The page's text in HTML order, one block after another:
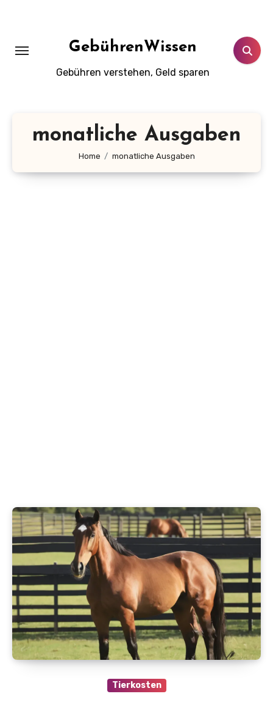
GebührenWissen
Gebühren verstehen, Geld sparen
monatliche Ausgaben
Home monatliche Ausgaben
Tierkosten